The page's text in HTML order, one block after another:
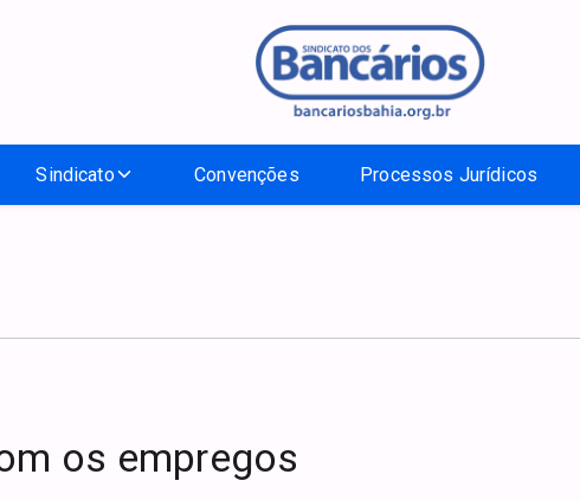
Sindicato Convenções Processos Jurídicos
os empregos